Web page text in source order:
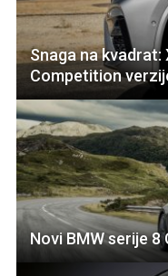
Snaga na kvadrat:
Competition
Novi BMW serije 8